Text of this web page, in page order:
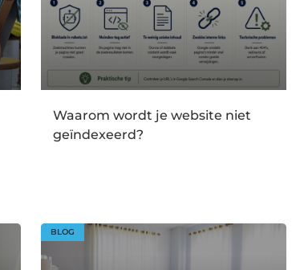
Waarom wordt je website niet
geïndexeerd?
BLOG